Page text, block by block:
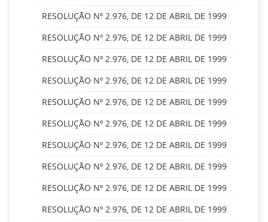
RESOLUÇÃO Nº 2.976, DE 12 DE ABRIL DE 1999
RESOLUÇÃO Nº 2.976, DE 12 DE ABRIL DE 1999
RESOLUÇÃO Nº 2.976, DE 12 DE ABRIL DE 1999
RESOLUÇÃO Nº 2.976, DE 12 DE ABRIL DE 1999
RESOLUÇÃO Nº 2.976, DE 12 DE ABRIL DE 1999
RESOLUÇÃO Nº 2.976, DE 12 DE ABRIL DE 1999
RESOLUÇÃO Nº 2.976, DE 12 DE ABRIL DE 1999
RESOLUÇÃO Nº 2.976, DE 12 DE ABRIL DE 1999
RESOLUÇÃO Nº 2.976, DE 12 DE ABRIL DE 1999
RESOLUÇÃO Nº 2.976, DE 12 DE ABRIL DE 1999